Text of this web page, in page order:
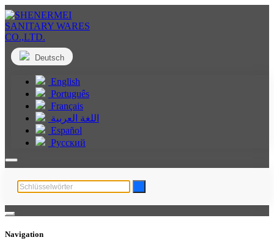
Deutsch
English
Português
Français
اللغة العربية
Español
Русский
Navigation